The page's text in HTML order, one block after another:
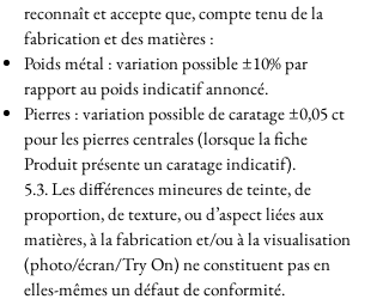
reconnaît et accepte que, compte tenu de la
fabrication et des matières :
Poids métal : variation possible ±10% par
rapport au poids indicatif annoncé.
Pierres : variation possible de caratage ±0,05 ct
pour les pierres centrales (lorsque la fiche
Produit présente un caratage indicatif).
5.3. Les différences mineures de teinte, de
proportion, de texture, ou d’aspect liées aux
matières, à la fabrication et/ou à la visualisation
(photo/écran/Try On) ne constituent pas en
elles-mêmes un défaut de conformité.